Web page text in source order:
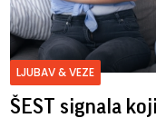
LJUBAV & VEZE
ŠEST signala